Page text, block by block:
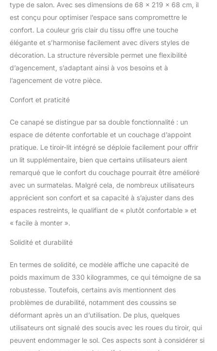
type de salon. Avec ses dimensions de 68 x 219 x 68 cm, il
est conçu pour optimiser l’espace sans compromettre le
confort. La couleur gris clair du tissu offre une touche
élégante et s’harmonise facilement avec divers styles de
décoration. La structure réversible permet une flexibilité
d’agencement, s’adaptant ainsi à vos besoins et à
l’agencement de votre pièce.
Confort et praticité
Ce canapé se distingue par sa double fonctionnalité : un
espace de détente confortable et un couchage d’appoint
pratique. Le tiroir-lit intégré se déploie facilement pour offrir
un lit supplémentaire, bien que certains utilisateurs aient
remarqué que le confort du couchage pourrait être amélioré
avec un surmatelas. Malgré cela, de nombreux utilisateurs
apprécient son confort et sa capacité à s’ajuster dans des
espaces restreints, le qualifiant de « plutôt confortable » et
« facile à monter ».
Solidité et durabilité
En termes de solidité, ce modèle affiche une capacité de
poids maximum de 330 kilogrammes, ce qui témoigne de sa
robustesse. Toutefois, certains avis mentionnent des
problèmes de durabilité, notamment des coussins se
déformant après un an d’utilisation. De plus, quelques
utilisateurs ont signalé des soucis avec les roues du tiroir, qui
peuvent endommager le sol. Ces aspects sont à considérer si